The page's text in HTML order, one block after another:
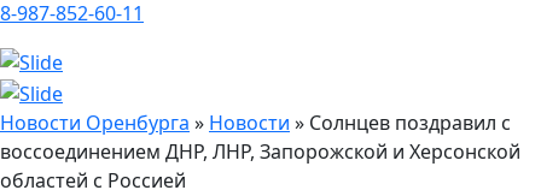
8-987-852-60-11
Новости Оренбурга » Новости » Солнцев поздравил с
воссоединением ДНР, ЛНР, Запорожской и Херсонской
областей с Россией